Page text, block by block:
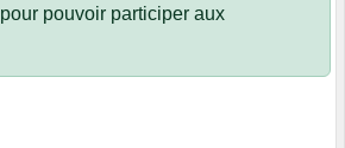
pour pouvoir participer aux